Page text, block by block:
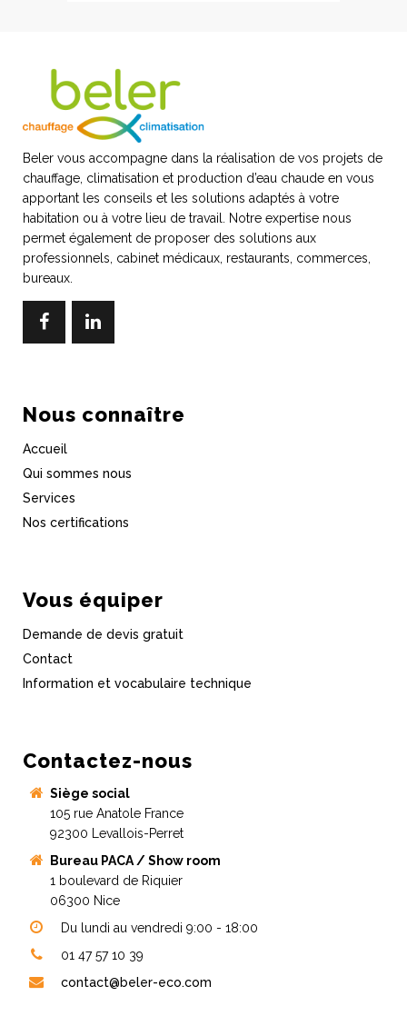
Beler vous accompagne dans la réalisation de vos projets de
chauffage, climatisation et production d’eau chaude en vous
apportant les conseils et les solutions adaptés à votre
habitation ou à votre lieu de travail. Notre expertise nous
permet également de proposer des solutions aux
professionnels, cabinet médicaux, restaurants, commerces,
bureaux.
Nous connaître
Accueil
Qui sommes nous
Services
Nos certifications
Vous équiper
Demande de devis gratuit
Contact
Information et vocabulaire technique
Contactez-nous
Siège social
105 rue Anatole France
92300 Levallois-Perret
Bureau PACA / Show room
1 boulevard de Riquier
06300 Nice
Du lundi au vendredi 9:00 - 18:00
01 47 57 10 39
contact@beler-eco.com